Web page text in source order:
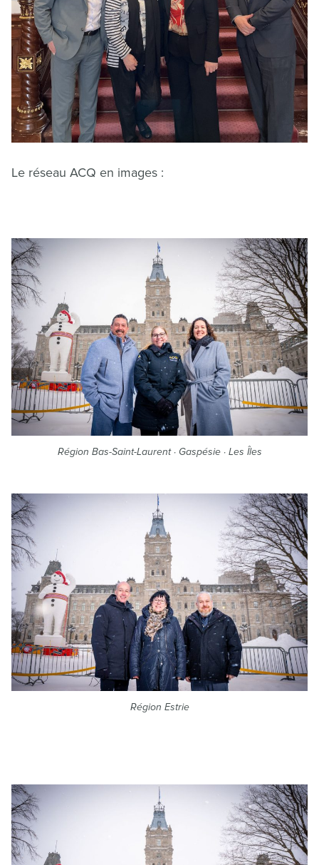
Le réseau ACQ en images :
Région Bas-Saint-Laurent · Gaspésie · Les Îles
Région Estrie